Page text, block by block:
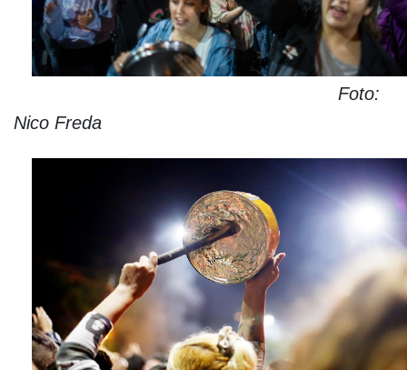
Foto:
Nico Freda